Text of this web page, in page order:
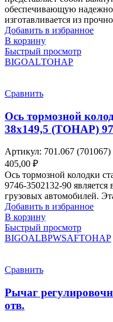
обеспечивающую
изготавливается из
Добавить в избранное
В корзину
Быстрый просмотр
BIGOALТОНАР
Сравнить
Ось тормозной
38х149,5 (ТОНАР)
Артикул: 701.067 (701067)
405,00 ₽
Ось тормозной колодки
9746-3502132-90
грузовых автомобилей.
Добавить в избранное
В корзину
Быстрый просмотр
BIGOALBPWSAFТОНАР
Сравнить
Рычаг
отв.